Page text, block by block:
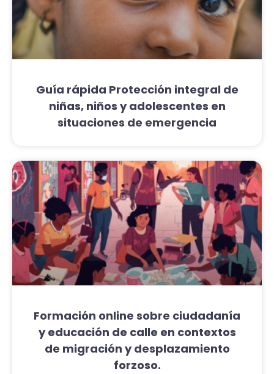
Guía rápida Protección integral de
niñas, niños y adolescentes en
situaciones de emergencia
Formación online sobre ciudadanía
y educación de calle en contextos
de migración y desplazamiento
forzoso.